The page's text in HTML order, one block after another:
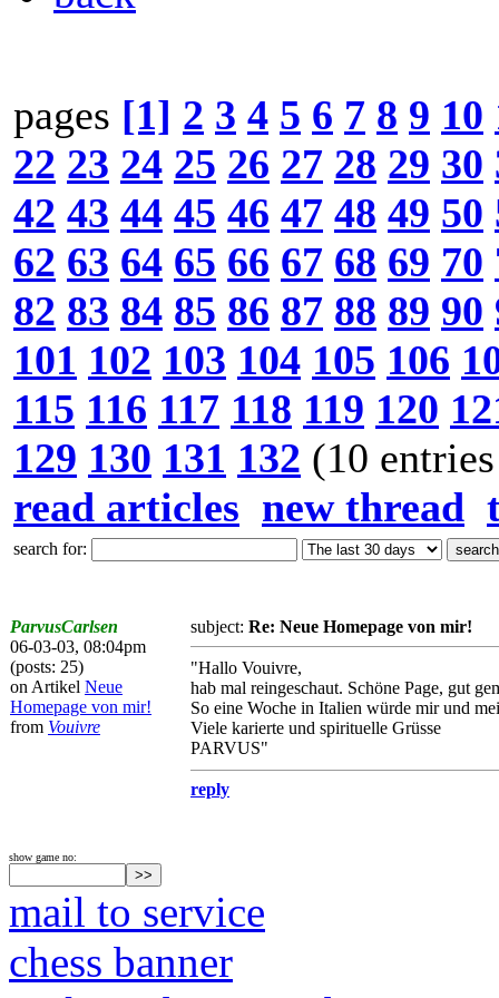
pages [1] 2 3 4 5 6 7 8 9 10
22 23 24 25 26 27 28 29 30
42 43 44 45 46 47 48 49 50
62 63 64 65 66 67 68 69 70
82 83 84 85 86 87 88 89 90
101 102 103 104 105 106
115 116 117 118 119 120
129 130 131 132 (10
read articles new thread
search for:
ParvusCarlsen
06-03-03, 08:04pm
(posts: 25)
on Artikel Neue
Homepage von mir!
from Vouivre
subject: Re: Neue Homepage von mir!
"Hallo Vouivre,
hab mal reingeschaut. Schöne Page, gut
So eine Woche in Italien würde mir und
Viele karierte und spirituelle Grüsse
PARVUS"
reply
show game no:
mail to service
chess banner